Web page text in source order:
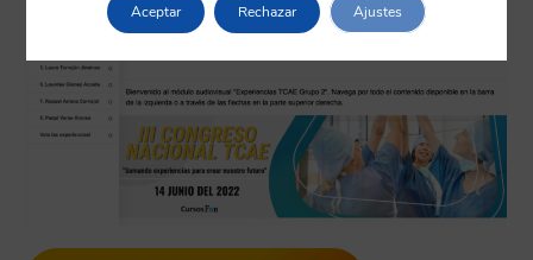
Aceptar Rechazar Ajustes